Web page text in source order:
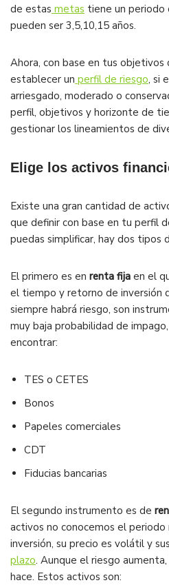
de estas metas tiene un
pueden ser 3,5,10,15 años.
Ahora, con base en tus objetivos
establecer un perfil de riesgo, si
arriesgado, moderado o
perfil, objetivos y horizonte de
gestionar los lineamientos de
Elige los activos
Existe una gran cantidad de
que definir con base en tu perfil
puedas simplificar, hay dos tipos
El primero es en renta fija en el
el tiempo y retorno de inversión
siempre habrá riesgo, son
muy baja probabilidad de
encontrar:
TES o CETES
Bonos
Papeles comerciales
CDT
Fiducias bancarias
El segundo instrumento es de
activos no conocemos el
inversión, su precio es volátil y
plazo. Aunque el riesgo
hace. Estos activos son: